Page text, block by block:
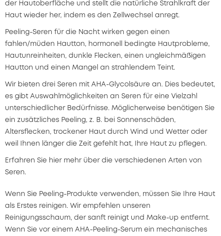
der Hautoberfläche und stellt die natürliche Strahlkraft der
Haut wieder her, indem es den Zellwechsel anregt.
Peeling-Seren für die Nacht wirken gegen einen
fahlen/müden Hautton, hormonell bedingte Hautprobleme,
Hautunreinheiten, dunkle Flecken, einen ungleichmäßigen
Hautton und einen Mangel an strahlendem Teint.
Wir bieten drei Seren mit AHA-Glycolsäure an. Dies bedeutet,
es gibt Auswahlmöglichkeiten an Seren für eine Vielzahl
unterschiedlicher Bedürfnisse. Möglicherweise benötigen Sie
ein zusätzliches Peeling, z. B. bei Sonnenschäden,
Altersflecken, trockener Haut durch Wind und Wetter oder
weil Ihnen länger die Zeit gefehlt hat, Ihre Haut zu pflegen.
Erfahren Sie hier mehr über die verschiedenen Arten von
Seren.
Wenn Sie Peeling-Produkte verwenden, müssen Sie Ihre Haut
als Erstes reinigen. Wir empfehlen unseren
Reinigungsschaum, der sanft reinigt und Make-up entfernt.
Wenn Sie vor einem AHA-Peeling-Serum ein mechanisches